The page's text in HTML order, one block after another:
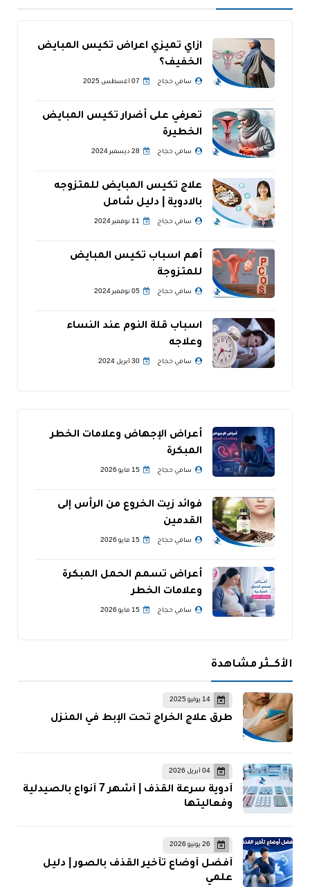
ازاي تميزي اعراض تكيس المبايض
الخفيف؟
سامي حجاج 07 أغسطس 2025
تعرفي على أضرار تكيس المبايض
الخطيرة
سامي حجاج 28 ديسمبر 2024
علاج تكيس المبايض للمتزوجه
بالادوية | دليل شامل
سامي حجاج 11 نوفمبر 2024
أهم اسباب تكيس المبايض
للمتزوجة
سامي حجاج 05 نوفمبر 2024
اسباب قلة النوم عند النساء
وعلاجه
سامي حجاج 30 أبريل 2024
أعراض الإجهاض وعلامات الخطر
المبكرة
سامي حجاج 15 مايو 2026
فوائد زيت الخروع من الرأس إلى
القدمين
سامي حجاج 15 مايو 2026
أعراض تسمم الحمل المبكرة
وعلامات الخطر
سامي حجاج 15 مايو 2026
الأكــثر مشاهدة
14 يوليو 2025
طرق علاج الخراج تحت الإبط في المنزل
04 أبريل 2026
أدوية سرعة القذف | أشهر 7 أنواع بالصيدلية
وفعاليتها
26 يونيو 2026
أفضل أوضاع تأخير القذف بالصور | دليل
علمي